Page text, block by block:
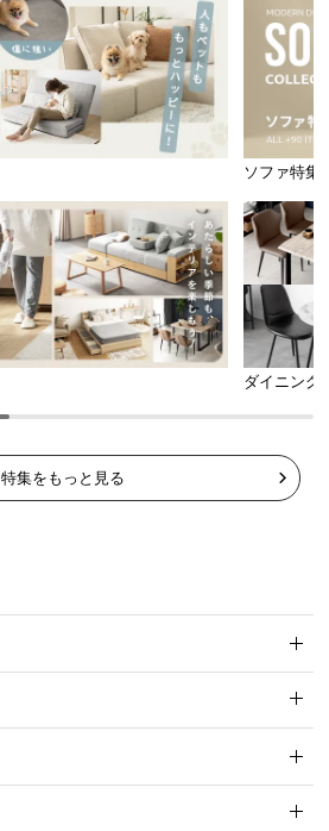
ソファ特集
ダイニング
特集をもっと見る